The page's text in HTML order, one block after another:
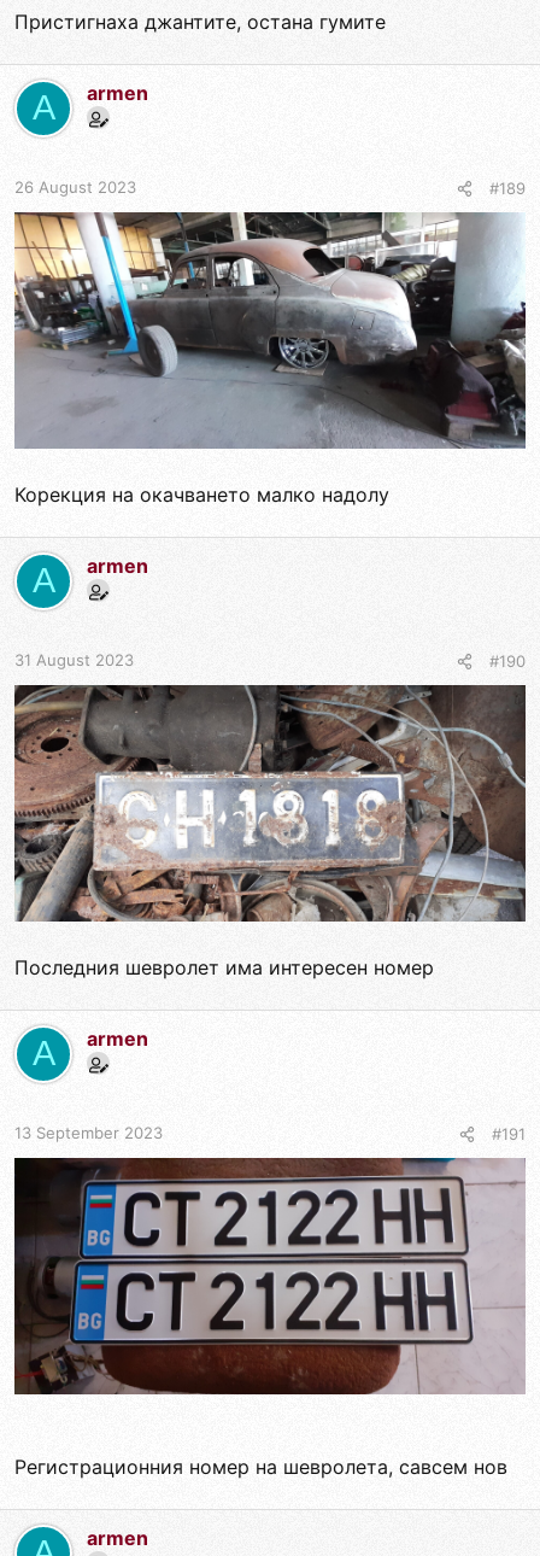
Пристигнаха джантите, остана гумите
A armen
26 August 2023 #189
Корекция на окачването малко надолу
A armen
31 August 2023 #190
Последния шевролет има интересен номер
A armen
13 September 2023 #191
Регистрационния номер на шевролета, савсем нов
armen